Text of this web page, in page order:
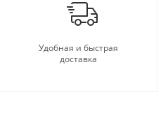
Удобная и быстрая
доставка